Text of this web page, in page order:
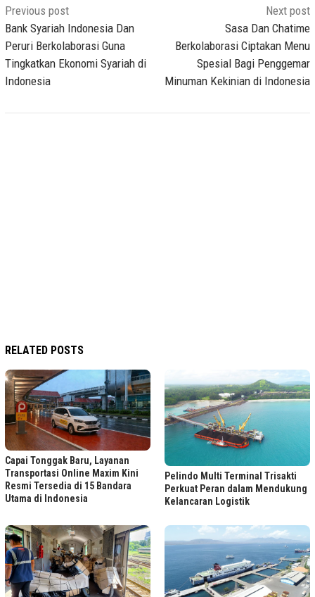
Post
navigation
Previous post
Bank Syariah Indonesia Dan
Peruri Berkolaborasi Guna
Tingkatkan Ekonomi Syariah di
Indonesia
Next post
Sasa Dan Chatime
Berkolaborasi Ciptakan Menu
Spesial Bagi Penggemar
Minuman Kekinian di Indonesia
RELATED POSTS
Capai Tonggak Baru, Layanan
Transportasi Online Maxim Kini
Resmi Tersedia di 15 Bandara
Utama di Indonesia
Pelindo Multi Terminal Trisakti
Perkuat Peran dalam Mendukung
Kelancaran Logistik